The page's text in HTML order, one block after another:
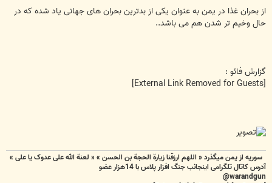
از بحران غذا در یمن به عنوان یکی از بدترین بحران های جهانی یاد شده که در
حال وخیم تر شدن هم می باشد..
گزارش فائو :
سوریه از یمن میگذرد « اللهم ارزقنا زيارة الحجة بن الحسن » « لعنة الله علی عدوک یا علی »
آدرس کاتال تلگرامی اینجانب جنگ افزار پلاس با 14هزار عضو
warandgun@